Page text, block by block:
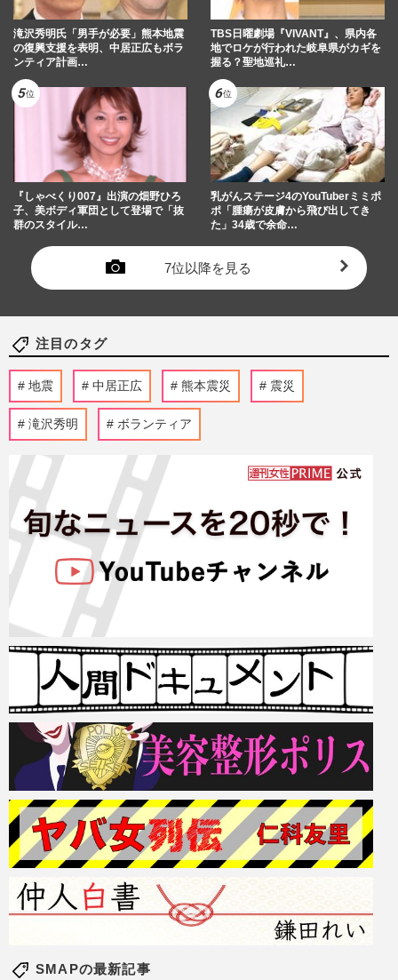
滝沢秀明氏「男手が必要」熊本地震
の復興支援を表明、中居正広もボラ
ンティア計画…
TBS日曜劇場『VIVANT』、県内各
地でロケが行われた岐阜県がカギを
握る？聖地巡礼…
『しゃべくり007』出演の畑野ひろ
子、美ボディ軍団として登場で「抜
群のスタイル…
乳がんステージ4のYouTuberミミポ
ポ「腫瘍が皮膚から飛び出してき
た」34歳で余命…
7位以降を見る
注目のタグ
地震 中居正広 熊本震災 震災
滝沢秀明 ボランティア
SMAPの最新記事